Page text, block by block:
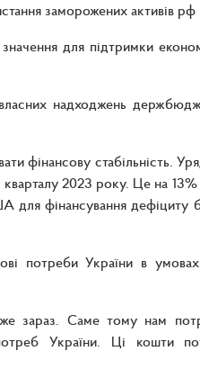
заморожених активів рф
для підтримки
надходжень
фінансову стабільність.
2023 року. Це на 13%
для фінансування дефіциту
потреби України в
зараз. Саме тому нам
України. Ці кошти